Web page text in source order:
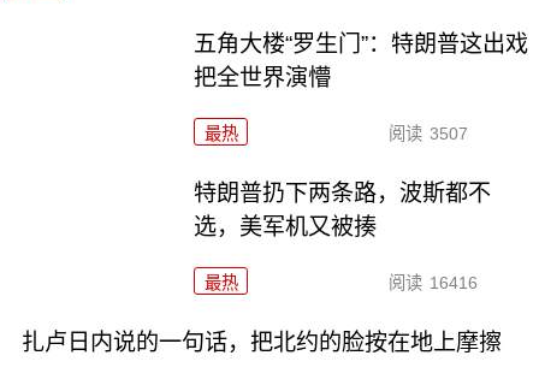
五角大楼“罗生门”：特朗普这出戏
把全世界演懵
最热 阅读 3507
特朗普扔下两条路，波斯都不
选，美军机又被揍
最热 阅读 16416
扎卢日内说的一句话，把北约的脸按在地上摩擦